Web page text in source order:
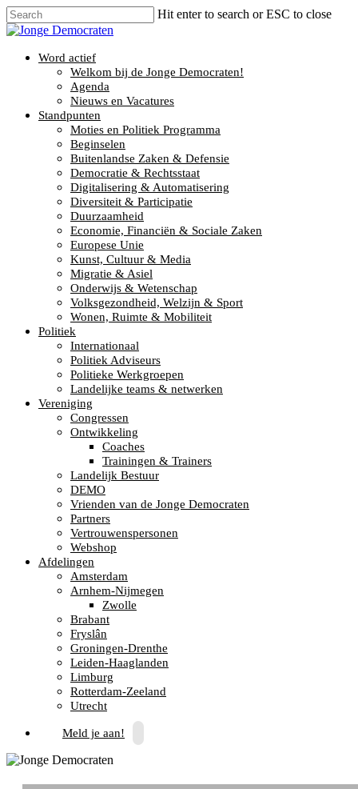
Hit enter to search or ESC to close
Word actief
Welkom bij de Jonge Democraten!
Agenda
Nieuws en Vacatures
Standpunten
Moties en Politiek Programma
Beginselen
Buitenlandse Zaken & Defensie
Democratie & Rechtsstaat
Digitalisering & Automatisering
Diversiteit & Participatie
Duurzaamheid
Economie, Financiën & Sociale Zaken
Europese Unie
Kunst, Cultuur & Media
Migratie & Asiel
Onderwijs & Wetenschap
Volksgezondheid, Welzijn & Sport
Wonen, Ruimte & Mobiliteit
Politiek
Internationaal
Politiek Adviseurs
Politieke Werkgroepen
Landelijke teams & netwerken
Vereniging
Congressen
Ontwikkeling
Coaches
Trainingen & Trainers
Landelijk Bestuur
DEMO
Vrienden van de Jonge Democraten
Partners
Vertrouwenspersonen
Webshop
Afdelingen
Amsterdam
Arnhem-Nijmegen
Zwolle
Brabant
Fryslân
Groningen-Drenthe
Leiden-Haaglanden
Limburg
Rotterdam-Zeeland
Utrecht
Meld je aan!